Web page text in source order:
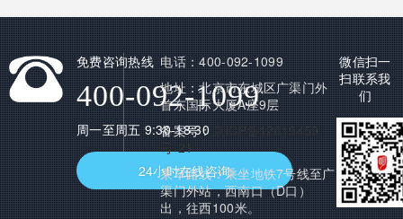
免费咨询热线
400-092-1099
周一至周五 9:30-18:30
24小时在线咨询
电话：400-092-1099
地址：北京市东城区广渠门外
首东国际大厦A座9层
备案号：京ICP备12019459
号-21
乘车路线：乘坐地铁7号线至广
渠门外站，西南口（D口）
出，往西100米。
微信扫一
扫联系我
们